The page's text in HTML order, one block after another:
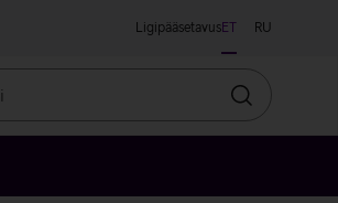
LigipääsetavusET RU
Otsin